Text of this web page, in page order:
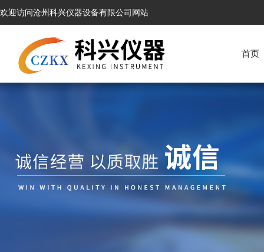
欢迎访问沧州科兴仪器设备有限公司网站
首页